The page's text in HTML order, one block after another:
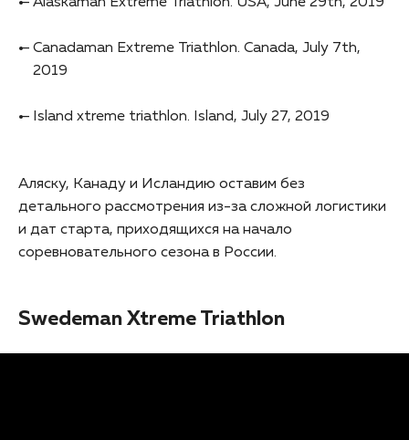
Canadaman Extreme Triathlon. Canada, July 7th,
2019
Island xtreme triathlon. Island, July 27, 2019
Аляску, Канаду и Исландию оставим без
детального рассмотрения из-за сложной логистики
и дат старта, приходящихся на начало
соревновательного сезона в России.
Swedeman Xtreme Triathlon